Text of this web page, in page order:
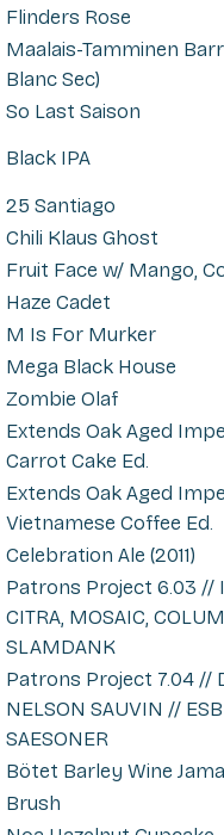
Flinders Rose
Maalais-Tamminen
Blanc Sec)
So Last Saison
Black IPA
25 Santiago
Chili Klaus Ghost
Fruit Face w/ Mango,
Haze Cadet
M Is For Murker
Mega Black House
Zombie Olaf
Extends Oak Aged
Carrot Cake Ed.
Extends Oak Aged
Vietnamese Coffee Ed.
Celebration Ale (2011)
Patrons Project 6.03 //
CITRA, MOSAIC,
SLAMDANK
Patrons Project 7.04 //
NELSON SAUVIN //
SAESONER
Bötet Barley Wine
Brush